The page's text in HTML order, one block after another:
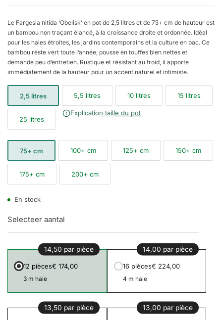
Le Fargesia nitida ‘Obelisk’ en pot de 2,5 litres et de 75+ cm de hauteur est
un bambou non traçant élancé, à la croissance droite et ordonnée. Idéal
pour les haies étroites, les jardins contemporains et la culture en bac. Ce
bambou reste vert toute l’année, pousse en touffes bien nettes et
demande peu d’entretien. Rustique et résistant au froid, il apporte
immédiatement de la hauteur pour un accent naturel et intimiste.
2,5 litres 5,5 litres 10 litres 15 litres
25 litres
Explication taille du pot
75+ cm 100+ cm 125+ cm 150+ cm
175+ cm 200+ cm
En stock
Selecteer aantal
14,50 par pièce
12 pièces€ 174,00
3 m haie
14,00 par pièce
16 pièces€ 224,00
4 m haie
13,50 par pièce 13,00 par pièce